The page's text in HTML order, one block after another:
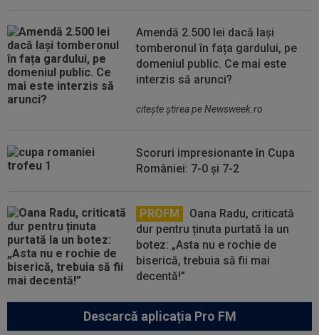
Amendă 2.500 lei dacă lași
tomberonul în fața gardului, pe
domeniul public. Ce mai este
interzis să arunci?
citeşte ştirea pe Newsweek.ro
Scoruri impresionante în Cupa
României: 7-0 și 7-2
PROFM
Oana Radu, criticată
dur pentru ținuta purtată la un
botez: „Asta nu e rochie de
biserică, trebuia să fii mai
decentă!”
Descarcă aplicația Pro FM